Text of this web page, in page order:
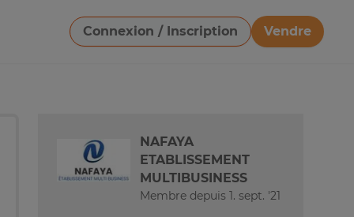
Connexion / Inscription
Vendre
Télécharger une image
NAFAYA
ETABLISSEMENT
MULTIBUSINESS
Membre depuis 1. sept. '21